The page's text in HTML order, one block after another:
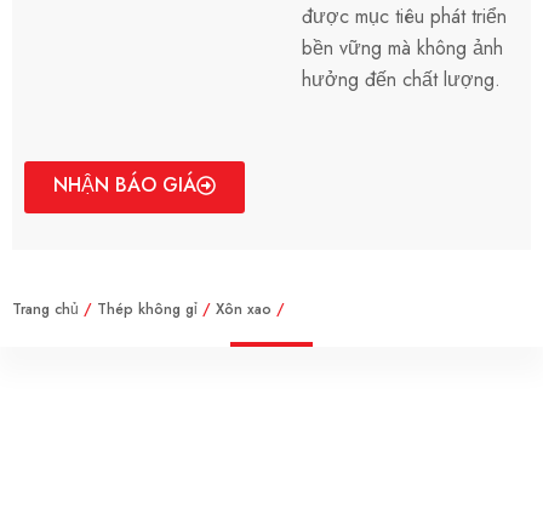
được mục tiêu phát triển
bền vững mà không ảnh
hưởng đến chất lượng.
NHẬN BÁO GIÁ
Trang chủ / Thép không gỉ / Xôn xao /